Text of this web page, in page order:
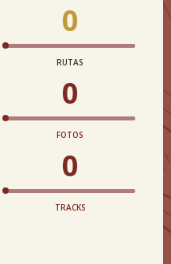
0
RUTAS
0
FOTOS
0
TRACKS